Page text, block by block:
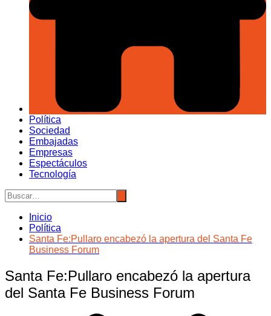
Política
Sociedad
Embajadas
Empresas
Espectáculos
Tecnología
Inicio
Política
Santa Fe:Pullaro encabezó la apertura del Santa Fe
Business Forum
Santa Fe:Pullaro encabezó la apertura
del Santa Fe Business Forum